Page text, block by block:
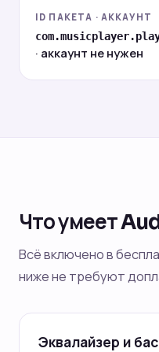
ID ПАКЕТА · АККАУНТ
· аккаунт не нужен
Что умеет
Всё включено в
ниже не требуют
Эквалайзер и